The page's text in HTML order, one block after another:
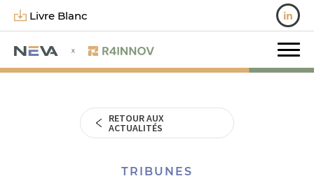
Livre Blanc
RETOUR AUX
ACTUALITÉS
TRIBUNES